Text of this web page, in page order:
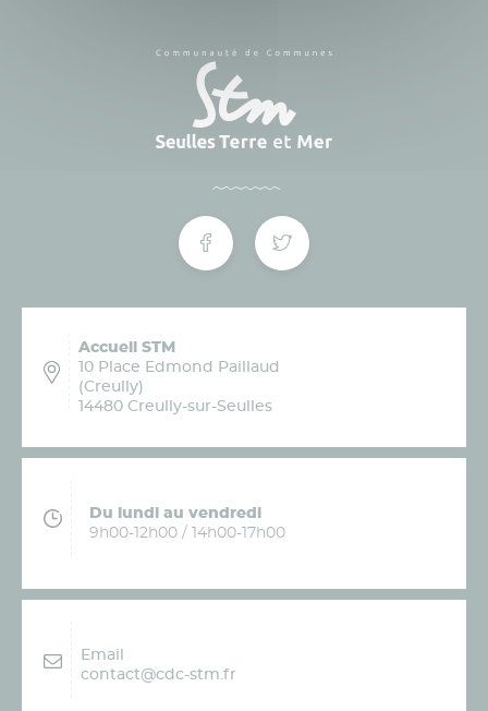
Accueil STM
10 Place Edmond Paillaud
(Creully)
14480 Creully-sur-Seulles
Du lundi au vendredi
9h00-12h00 / 14h00-17h00
Email
contact@cdc-stm.fr